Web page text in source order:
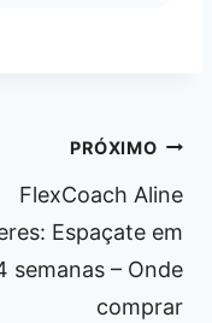
PRÓXIMO
FlexCoach Aline
Espaçate em
semanas – Onde
comprar